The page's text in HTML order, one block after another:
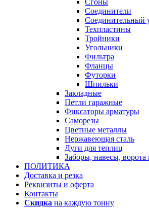
Сгоны
Соединители
Соединительный
Техпластины
Тройники
Угольники
Фильтра
Фланцы
Футорки
Шпильки
Закладные
Петли гаражные
Фиксаторы арматуры
Саморезы
Цветные металлы
Нержавеющая сталь
Дуги для теплиц
Заборы, навесы, ворота
ПОЛИТИКА
Доставка и резка
Реквизиты и оферта
Контакты
Скидка на каждую тонну